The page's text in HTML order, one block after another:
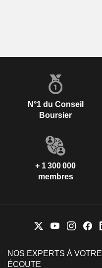
N°1 du Conseil
Boursier
+ 1 300 000
membres
NOS EXPERTS À VOTRE
ÉCOUTE